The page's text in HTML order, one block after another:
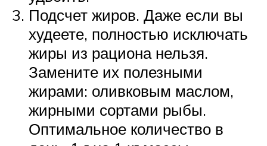
Подсчет жиров. Даже если вы
худеете, полностью исключать
жиры из рациона нельзя.
Замените их полезными
жирами: оливковым маслом,
жирными сортами рыбы.
Оптимальное количество в